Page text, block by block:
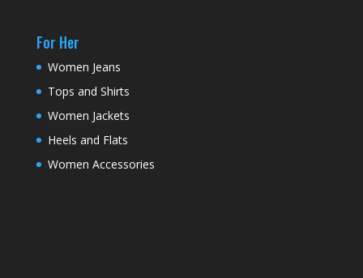
For Her
Women Jeans
Tops and Shirts
Women Jackets
Heels and Flats
Women Accessories